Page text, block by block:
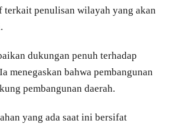
penulisan wilayah yang akan
dukungan penuh terhadap
menegaskan bahwa pembangunan
pembangunan daerah.
yang ada saat ini bersifat